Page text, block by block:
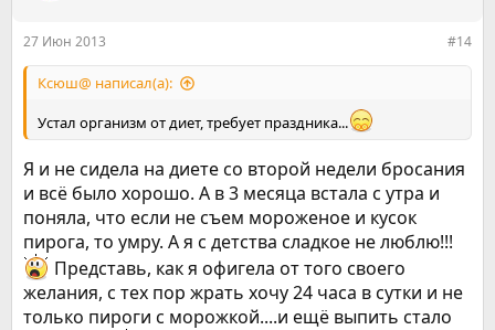
27 Июн 2013 #14
Ксюш@ написал(а):
Устал организм от диет, требует праздника...
Я и не сидела на диете со второй недели бросания
и всё было хорошо. А в 3 месяца встала с утра и
поняла, что если не съем мороженое и кусок
пирога, то умру. А я с детства сладкое не люблю!!!
Представь, как я офигела от того своего
желания, с тех пор жрать хочу 24 часа в сутки и не
только пироги с морожкой....и ещё выпить стало